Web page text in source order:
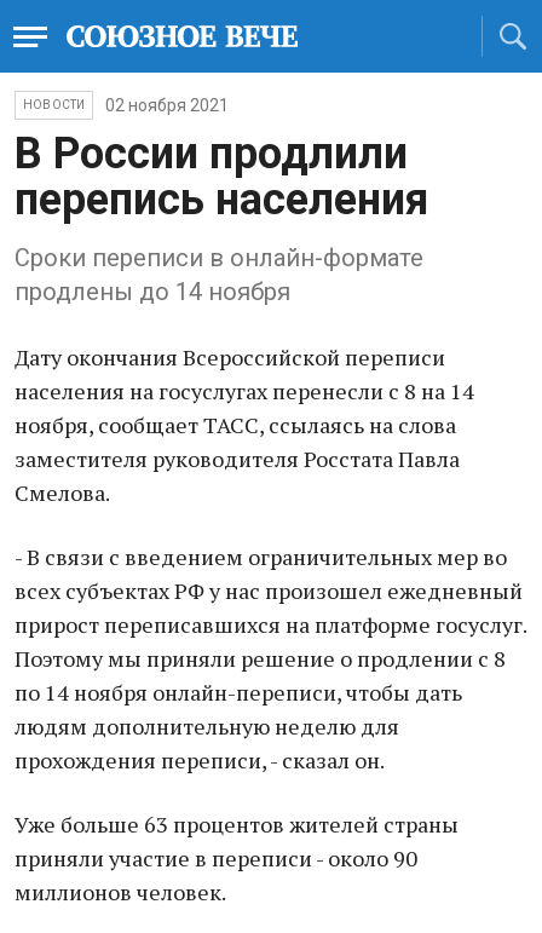
НОВОСТИ 02 ноября 2021
В России продлили
перепись населения
Сроки переписи в онлайн-формате
продлены до 14 ноября
Дату окончания Всероссийской переписи
населения на госуслугах перенесли с 8 на 14
ноября, сообщает ТАСС, ссылаясь на слова
заместителя руководителя Росстата Павла
Смелова.
- В связи с введением ограничительных мер во
всех субъектах РФ у нас произошел ежедневный
прирост переписавшихся на платформе госуслуг.
Поэтому мы приняли решение о продлении с 8
по 14 ноября онлайн-переписи, чтобы дать
людям дополнительную неделю для
прохождения переписи, - сказал он.
Уже больше 63 процентов жителей страны
приняли участие в переписи - около 90
миллионов человек.